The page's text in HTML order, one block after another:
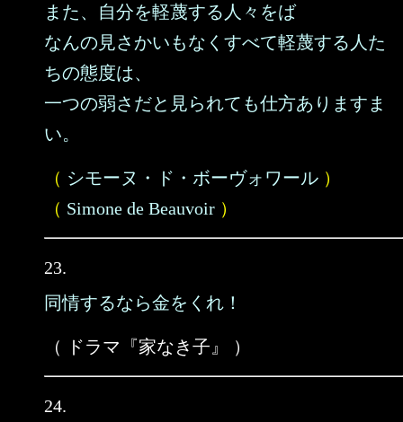
また、自分を軽蔑する人々をば
なんの見さかいもなくすべて軽蔑する人た
ちの態度は、
一つの弱さだと見られても仕方ありますま
い。
（ シモーヌ・ド・ボーヴォワール ）
（ Simone de Beauvoir ）
23.
同情するなら金をくれ！
（ ドラマ『家なき子』 ）
24.